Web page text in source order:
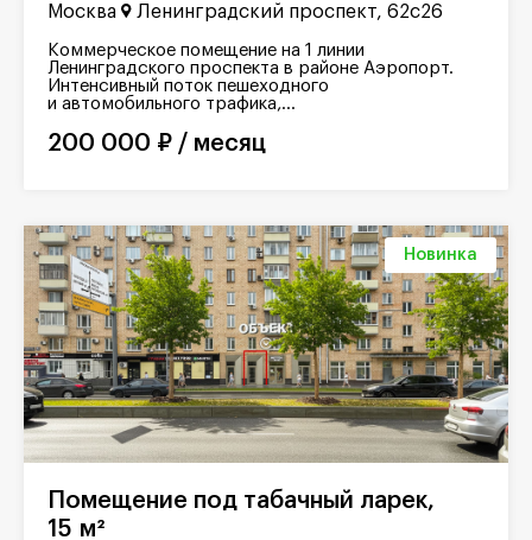
Москва Ленинградский проспект, 62с26
Коммерческое помещение на 1 линии
Ленинградского проспекта в районе Аэропорт.
Интенсивный поток пешеходного
и автомобильного трафика,...
200 000 ₽ / месяц
Новинка
15 м²